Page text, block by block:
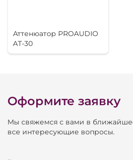
парильных помещений).
Аттенюатор PROAUDIO
AT-30
Оформите заявку
Мы свяжемся с вами в
все интересующие вопросы.